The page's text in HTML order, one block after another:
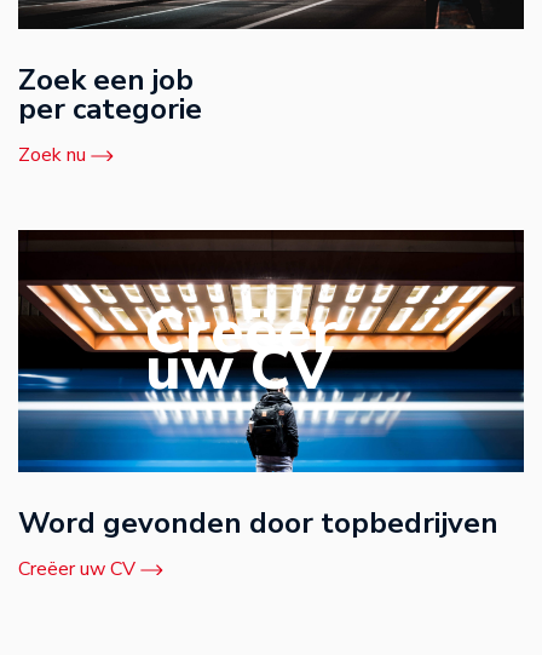
Zoek een job
per categorie
Zoek nu
Creëer
uw CV
Word gevonden door topbedrijven
Creëer uw CV